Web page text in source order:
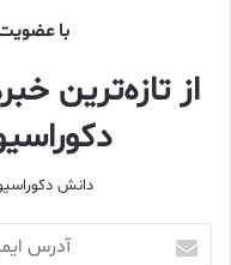
با
از تازه‌ترین
دانش